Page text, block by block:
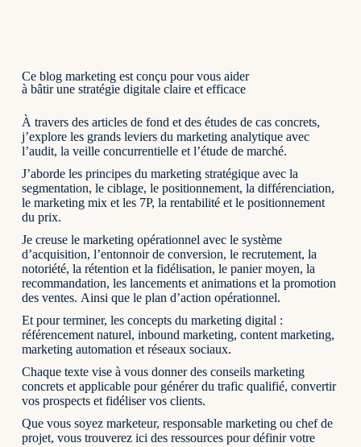
Ce blog marketing est conçu pour vous aider
à bâtir une stratégie digitale claire et efficace
À travers des articles de fond et des études de cas concrets,
j’explore les grands leviers du marketing analytique avec
l’audit, la veille concurrentielle et l’étude de marché.
J’aborde les principes du marketing stratégique avec la
segmentation, le ciblage, le positionnement, la différenciation,
le marketing mix et les 7P, la rentabilité et le positionnement
du prix.
Je creuse le marketing opérationnel avec le système
d’acquisition, l’entonnoir de conversion, le recrutement, la
notoriété, la rétention et la fidélisation, le panier moyen, la
recommandation, les lancements et animations et la promotion
des ventes. Ainsi que le plan d’action opérationnel.
Et pour terminer, les concepts du marketing digital :
référencement naturel, inbound marketing, content marketing,
marketing automation et réseaux sociaux.
Chaque texte vise à vous donner des conseils marketing
concrets et applicable pour générer du trafic qualifié, convertir
vos prospects et fidéliser vos clients.
Que vous soyez marketeur, responsable marketing ou chef de
projet, vous trouverez ici des ressources pour définir votre